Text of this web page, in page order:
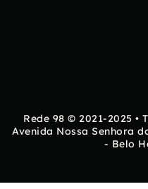
Rede 98 © 2021-2025 •
Avenida Nossa Senhora
- Belo